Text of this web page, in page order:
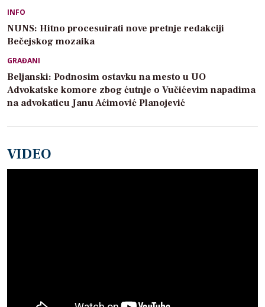
INFO
NUNS: Hitno procesuirati nove pretnje redakciji
Bečejskog mozaika
GRAĐANI
Beljanski: Podnosim ostavku na mesto u UO
Advokatske komore zbog ćutnje o Vučićevim napadima
na advokaticu Janu Aćimović Planojević
VIDEO